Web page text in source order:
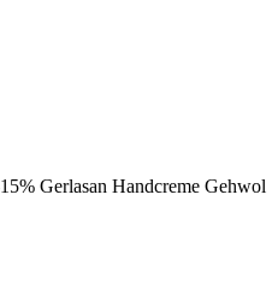
Gerlasan Handcreme Gehwol